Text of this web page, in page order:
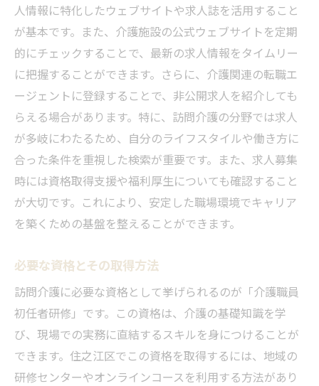
資格取得から求人探しまで住之江区で訪問介護
を始める手順
資格取得の流れを理解する
求人探しの際に注意すべき点
住之江区での訪問介護の働き方
資格取得に役立つ勉強法
求人応募時に必要な書類と準備
住之江区での訪問介護の魅力
福利厚生を活かした住之江区での訪問介護資格
取得支援制度
資格取得支援制度の申請方法
住之江区内の利用可能な支援サービス
訪問介護における福利厚生の意義
制度を利用する上での注意点
資格取得によるライフスタイルの変化
人情報に特化したウェブサイトや求人誌を活用すること
が基本です。また、介護施設の公式ウェブサイトを定期
的にチェックすることで、最新の求人情報をタイムリー
に把握することができます。さらに、介護関連の転職エ
ージェントに登録することで、非公開求人を紹介しても
らえる場合があります。特に、訪問介護の分野では求人
が多岐にわたるため、自分のライフスタイルや働き方に
合った条件を重視した検索が重要です。また、求人募集
時には資格取得支援や福利厚生についても確認すること
が大切です。これにより、安定した職場環境でキャリア
を築くための基盤を整えることができます。
必要な資格とその取得方法
訪問介護に必要な資格として挙げられるのが「介護職員
初任者研修」です。この資格は、介護の基礎知識を学
び、現場での実務に直結するスキルを身につけることが
できます。住之江区でこの資格を取得するには、地域の
研修センターやオンラインコースを利用する方法があり